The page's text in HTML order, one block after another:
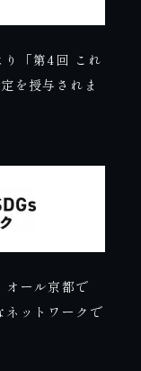
り「第4回 これ
を授与されま
オール京都で
ネットワークで